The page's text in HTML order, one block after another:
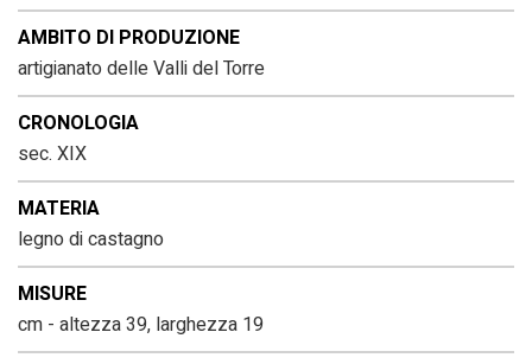
AMBITO DI PRODUZIONE
artigianato delle Valli del Torre
CRONOLOGIA
sec. XIX
MATERIA
legno di castagno
MISURE
cm - altezza 39, larghezza 19